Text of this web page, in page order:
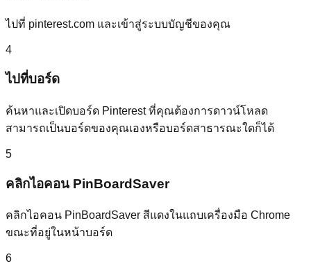
ไปที่ pinterest.com และเข้าสู่ระบบบัญชีของคุณ
4
ไปที่บอร์ด
ค้นหาและเปิดบอร์ด Pinterest ที่คุณต้องการดาวน์โหลด
สามารถเป็นบอร์ดของคุณเองหรือบอร์ดสาธารณะใดก็ได้
5
คลิกไอคอน PinBoardSaver
คลิกไอคอน PinBoardSaver สีแดงในแถบเครื่องมือ Chrome
ขณะที่อยู่ในหน้าบอร์ด
6